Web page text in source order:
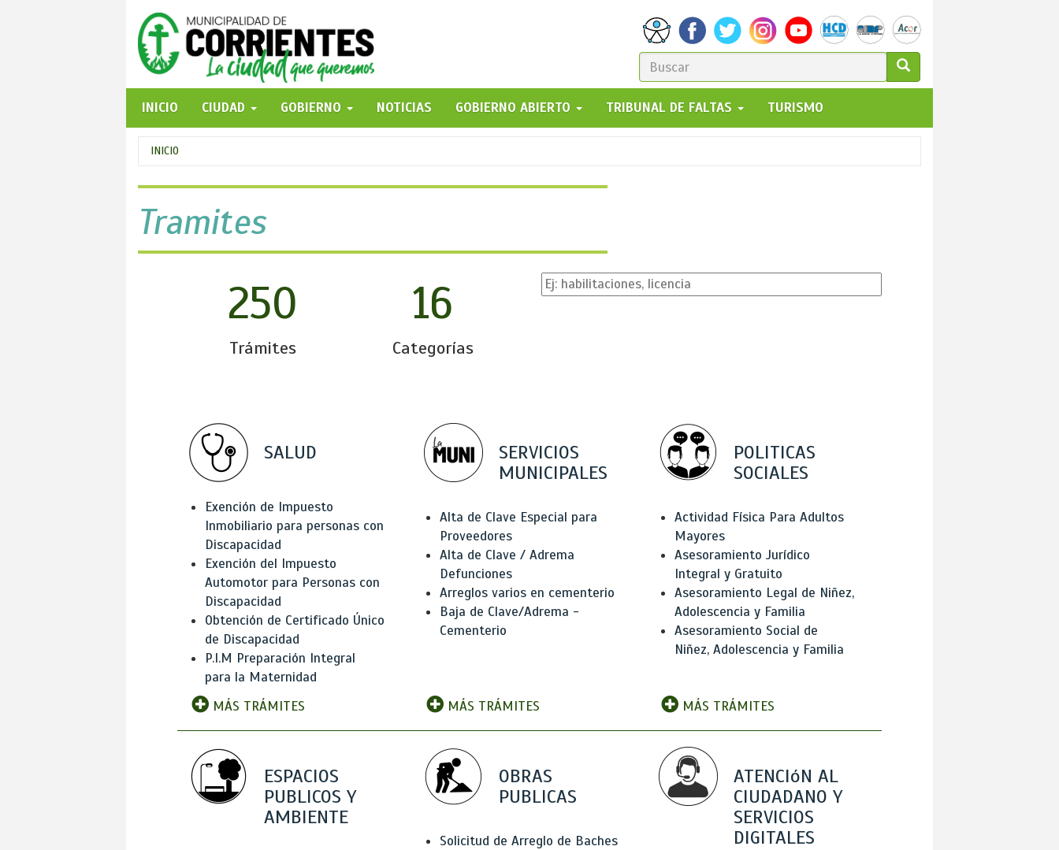
FORMULARIO
DE
BÚSQUEDA
GO!
INICIO
CIUDAD GOBIERNO NOTICIAS GOBIERNO ABIERTO TRIBUNAL DE FALTAS TURISMO
Se
encuentra
usted
aquí
INICIO
Tramites
250
Trámites
16
Categorías
SALUD
Exención de Impuesto
Inmobiliario para personas con
Discapacidad
Exención del Impuesto
Automotor para Personas con
Discapacidad
Obtención de Certificado Único
de Discapacidad
P.I.M Preparación Integral
para la Maternidad
MÁS TRÁMITES
SERVICIOS
MUNICIPALES
Alta de Clave Especial para
Proveedores
Alta de Clave / Adrema
Defunciones
Arreglos varios en cementerio
Baja de Clave/Adrema -
Cementerio
MÁS TRÁMITES
POLITICAS
SOCIALES
Actividad Física Para Adultos
Mayores
Asesoramiento Jurídico
Integral y Gratuito
Asesoramiento Legal de Niñez,
Adolescencia y Familia
Asesoramiento Social de
Niñez, Adolescencia y Familia
MÁS TRÁMITES
ESPACIOS
PUBLICOS Y
AMBIENTE
OBRAS
PUBLICAS
Solicitud de Arreglo de Baches
ATENCIóN AL
CIUDADANO Y
SERVICIOS
DIGITALES